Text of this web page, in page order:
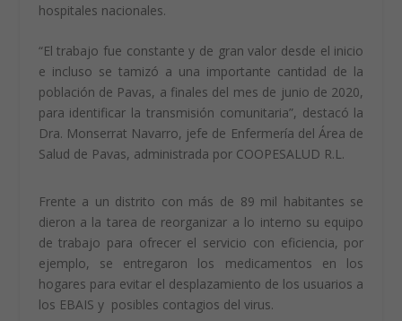
hospitales nacionales.
“El trabajo fue constante y de gran valor desde el inicio
e incluso se tamizó a una importante cantidad de la
población de Pavas, a finales del mes de junio de 2020,
para identificar la transmisión comunitaria”, destacó la
Dra. Monserrat Navarro, jefe de Enfermería del Área de
Salud de Pavas, administrada por COOPESALUD R.L.
Frente a un distrito con más de 89 mil habitantes se
dieron a la tarea de reorganizar a lo interno su equipo
de trabajo para ofrecer el servicio con eficiencia, por
ejemplo, se entregaron los medicamentos en los
hogares para evitar el desplazamiento de los usuarios a
los EBAIS y posibles contagios del virus.